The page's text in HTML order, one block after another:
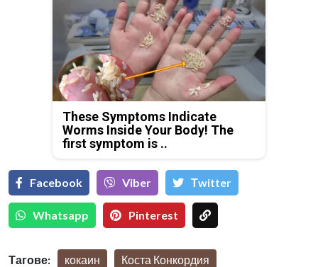
These Symptoms Indicate
Worms Inside Your Body! The
first symptom is ..
Facebook Viber Тwitter
Whatsapp Pinterest
Тагове: кокаин Коста Конкордия